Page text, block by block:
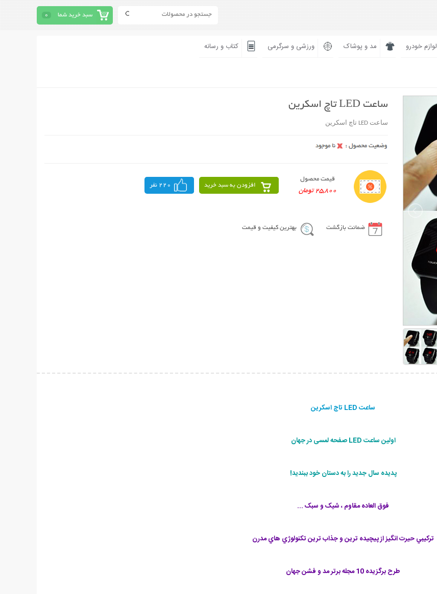
سبد خرید شما 0
لوازم خودرو مد و پوشاک ورزشی و سرگرمی کتاب و رسانه
ساعت LED تاچ اسکرین
ساعت LED تاچ اسکرین
قیمت محصول
25,800 تومان
افزودن به سبد خرید 220 نفر
ضمانت بازگشت بهترین کیفیت و قیمت
ساعت LED تاچ اسکرین
اولین ساعت LED صفحه لمسی در جهان
پدیده سال جدید را به دستان خود ببندید!
فوق العاده مقاوم ، شیک و سبک ...
تركيبي حيرت انگيز از پيچيده ترين و جذاب ترين تكنولوژي هاي مدرن
طرح برگزيده 10 مجله برتر مد و فشن جهان